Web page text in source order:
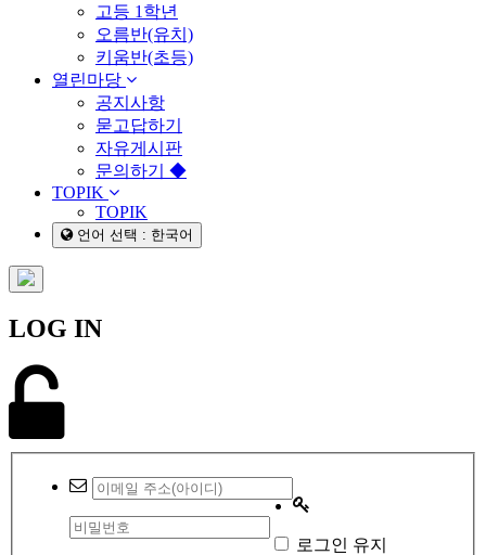
고등 1학년
오름반(유치)
키움반(초등)
열린마당
공지사항
묻고답하기
자유게시판
문의하기 ◆
TOPIK
TOPIK
언어 선택 : 한국어
LOG IN
로그인 유지